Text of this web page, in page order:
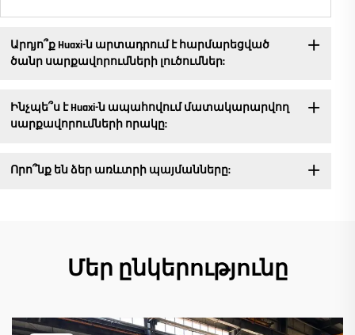
Արդյո՞ք Huaxi-ն արտադրում է հարմարեցված
ծանր սարքավորումների լուծումներ:
Ինչպե՞ս է Huaxi-ն ապահովում մատակարարվող
սարքավորումների որակը:
Որո՞նք են ձեր առևտրի պայմանները:
Մեր ընկերությունը